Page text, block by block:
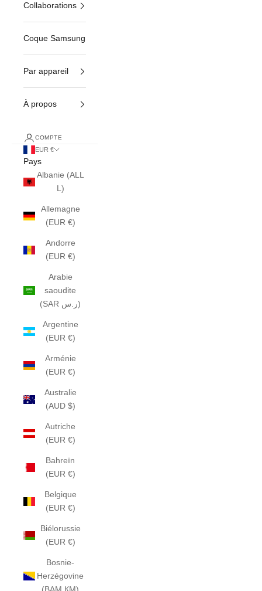
Collaborations
Coque Samsung
Par appareil
À propos
COMPTE
EUR €
Pays
Albanie (ALL
L)
Allemagne
(EUR €)
Andorre
(EUR €)
Arabie
saoudite
(SAR ر.س)
Argentine
(EUR €)
Arménie
(EUR €)
Australie
(AUD $)
Autriche
(EUR €)
Bahreïn
(EUR €)
Belgique
(EUR €)
Biélorussie
(EUR €)
Bosnie-
Herzégovine